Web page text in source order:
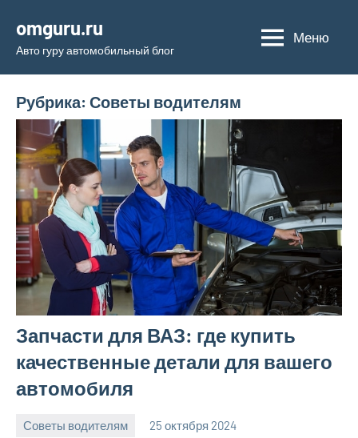
содержимому
omguru.ru
Авто гуру автомобильный блог
Меню
Рубрика: Советы водителям
Запчасти для ВАЗ: где купить
качественные детали для вашего
автомобиля
Советы водителям 25 октября 2024